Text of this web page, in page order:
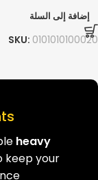
إضافة إلى السلة
SKU: 0101010100020
heavy
keep your